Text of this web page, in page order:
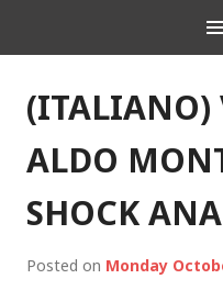
GAIA EAT
N
E
W
S
(ITALIANO)
ALDO
SHOCK
Posted on Monday